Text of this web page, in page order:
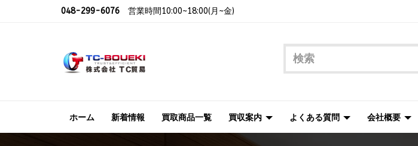
048-299-6076 営業時間10:00~18:00(月~金)
ホーム 新着情報 買取商品一覧 買収案内 よくある質問 会社概要